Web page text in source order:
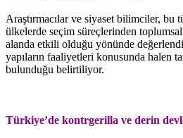
Araştırmacılar ve siyaset bilimciler, bu
ülkelerde seçim süreçlerinden
alanda etkili olduğu yönünde
yapıların faaliyetleri konusunda halen
bulunduğu belirtiliyor.
Türkiye’de kontrgerilla ve derin